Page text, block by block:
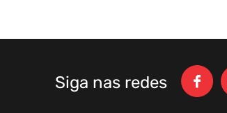
Siga nas redes